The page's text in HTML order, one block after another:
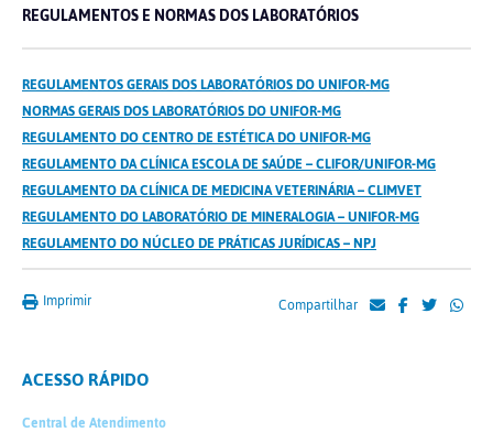
REGULAMENTOS E NORMAS DOS LABORATÓRIOS
REGULAMENTOS GERAIS DOS LABORATÓRIOS DO UNIFOR-MG
NORMAS GERAIS DOS LABORATÓRIOS DO UNIFOR-MG
REGULAMENTO DO CENTRO DE ESTÉTICA DO UNIFOR-MG
REGULAMENTO DA CLÍNICA ESCOLA DE SAÚDE – CLIFOR/UNIFOR-MG
REGULAMENTO DA CLÍNICA DE MEDICINA VETERINÁRIA – CLIMVET
REGULAMENTO DO LABORATÓRIO DE MINERALOGIA – UNIFOR-MG
REGULAMENTO DO NÚCLEO DE PRÁTICAS JURÍDICAS – NPJ
Imprimir Compartilhar
ACESSO RÁPIDO
Central de Atendimento